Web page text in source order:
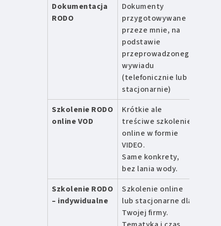
Dokumentacja
RODO
Dokumenty
przygotowywane
przeze mnie, na
podstawie
przeprowadzonego
wywiadu
(telefonicznie lub
stacjonarnie)
Szkolenie RODO
online VOD
Krótkie ale
treściwe szkolenie
online w formie
VIDEO.
Same konkrety,
bez lania wody.
Szkolenie RODO
– indywidualne
Szkolenie online
lub stacjonarne dla
Twojej firmy.